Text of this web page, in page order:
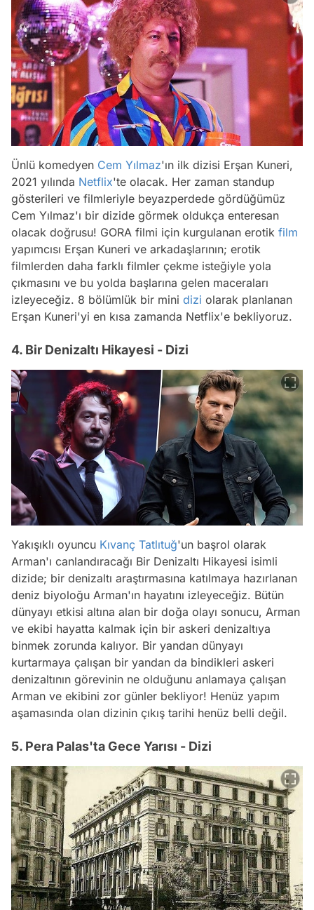
Ünlü komedyen Cem Yılmaz'ın ilk dizisi Erşan Kuneri,
2021 yılında Netflix'te olacak. Her zaman standup
gösterileri ve filmleriyle beyazperdede gördüğümüz
Cem Yılmaz'ı bir dizide görmek oldukça enteresan
olacak doğrusu! GORA filmi için kurgulanan erotik film
yapımcısı Erşan Kuneri ve arkadaşlarının; erotik
filmlerden daha farklı filmler çekme isteğiyle yola
çıkmasını ve bu yolda başlarına gelen maceraları
izleyeceğiz. 8 bölümlük bir mini dizi olarak planlanan
Erşan Kuneri'yi en kısa zamanda Netflix'e bekliyoruz.
4. Bir Denizaltı Hikayesi - Dizi
Yakışıklı oyuncu Kıvanç Tatlıtuğ'un başrol olarak
Arman'ı canlandıracağı Bir Denizaltı Hikayesi isimli
dizide; bir denizaltı araştırmasına katılmaya hazırlanan
deniz biyoloğu Arman'ın hayatını izleyeceğiz. Bütün
dünyayı etkisi altına alan bir doğa olayı sonucu, Arman
ve ekibi hayatta kalmak için bir askeri denizaltıya
binmek zorunda kalıyor. Bir yandan dünyayı
kurtarmaya çalışan bir yandan da bindikleri askeri
denizaltının görevinin ne olduğunu anlamaya çalışan
Arman ve ekibini zor günler bekliyor! Henüz yapım
aşamasında olan dizinin çıkış tarihi henüz belli değil.
5. Pera Palas'ta Gece Yarısı - Dizi